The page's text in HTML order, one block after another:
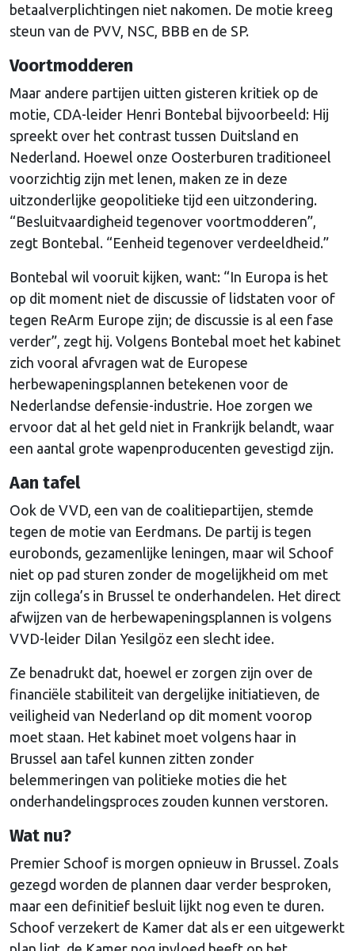
betaalverplichtingen niet nakomen. De motie kreeg
steun van de PVV, NSC, BBB en de SP.
Voortmodderen
Maar andere partijen uitten gisteren kritiek op de
motie, CDA-leider Henri Bontebal bijvoorbeeld: Hij
spreekt over het contrast tussen Duitsland en
Nederland. Hoewel onze Oosterburen traditioneel
voorzichtig zijn met lenen, maken ze in deze
uitzonderlijke geopolitieke tijd een uitzondering.
“Besluitvaardigheid tegenover voortmodderen”,
zegt Bontebal. “Eenheid tegenover verdeeldheid.”
Bontebal wil vooruit kijken, want: “In Europa is het
op dit moment niet de discussie of lidstaten voor of
tegen ReArm Europe zijn; de discussie is al een fase
verder”, zegt hij. Volgens Bontebal moet het kabinet
zich vooral afvragen wat de Europese
herbewapeningsplannen betekenen voor de
Nederlandse defensie-industrie. Hoe zorgen we
ervoor dat al het geld niet in Frankrijk belandt, waar
een aantal grote wapenproducenten gevestigd zijn.
Aan tafel
Ook de VVD, een van de coalitiepartijen, stemde
tegen de motie van Eerdmans. De partij is tegen
eurobonds, gezamenlijke leningen, maar wil Schoof
niet op pad sturen zonder de mogelijkheid om met
zijn collega’s in Brussel te onderhandelen. Het direct
afwijzen van de herbewapeningsplannen is volgens
VVD-leider Dilan Yesilgöz een slecht idee.
Ze benadrukt dat, hoewel er zorgen zijn over de
financiële stabiliteit van dergelijke initiatieven, de
veiligheid van Nederland op dit moment voorop
moet staan. Het kabinet moet volgens haar in
Brussel aan tafel kunnen zitten zonder
belemmeringen van politieke moties die het
onderhandelingsproces zouden kunnen verstoren.
Wat nu?
Premier Schoof is morgen opnieuw in Brussel. Zoals
gezegd worden de plannen daar verder besproken,
maar een definitief besluit lijkt nog even te duren.
Schoof verzekert de Kamer dat als er een uitgewerkt